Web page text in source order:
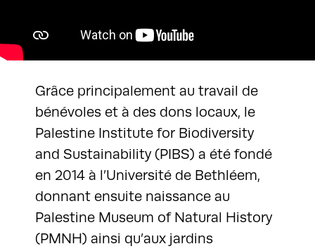
Grâce principalement au travail de
bénévoles et à des dons locaux, le
Palestine Institute for Biodiversity
and Sustainability (PIBS) a été fondé
en 2014 à l’Université de Bethléem,
donnant ensuite naissance au
Palestine Museum of Natural History
(PMNH) ainsi qu’aux jardins